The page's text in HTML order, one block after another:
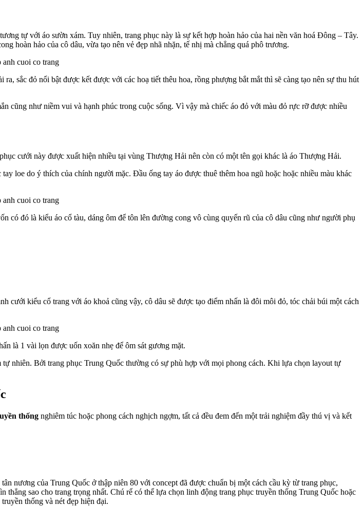
tự với áo sườn xám. Tuy nhiên, trang phục này là sự kết hợp hoàn hảo của hai nền văn hoá Đông – Tây.
hoàn hảo của cô dâu, vừa tạo nên vẻ đẹp nhã nhặn, tế nhị mà chẳng quá phô trương.
sắc đỏ nổi bật được kết được với các hoạ tiết thêu hoa, rồng phượng bắt mắt thì sẽ càng tạo nên sự thu hút
cũng như niềm vui và hạnh phúc trong cuộc sống. Vì vậy mà chiếc áo đỏ với màu đỏ rực rỡ được nhiều
cưới này được xuất hiện nhiều tại vùng Thượng Hải nên còn có một tên gọi khác là áo Thượng Hải.
loe do ý thích của chính người mặc. Đầu ống tay áo được thuê thêm hoa ngũ hoặc hoặc nhiều màu khác
có đó là kiểu áo cổ tàu, dáng ôm để tôn lên đường cong vô cùng quyến rũ của cô dâu cũng như người phụ
cưới kiểu cổ trang với áo khoả cũng vậy, cô dâu sẽ được tạo điểm nhấn là đôi môi đỏ, tóc chải búi một cách
là 1 vài lọn được uốn xoăn nhẹ để ôm sát gương mặt.
nhiên. Bởi trang phục Trung Quốc thường có sự phù hợp với mọi phong cách. Khi lựa chọn layout tự
thống nghiêm túc hoặc phong cách nghịch ngợm, tất cả đều đem đến một trải nghiệm đầy thú vị và kết
nương của Trung Quốc ở thập niên 80 với concept đã được chuẩn bị một cách cầu kỳ từ trang phục,
sao cho trang trọng nhất. Chú rể có thể lựa chọn linh động trang phục truyền thống Trung Quốc hoặc
thống và nét đẹp hiện đại.